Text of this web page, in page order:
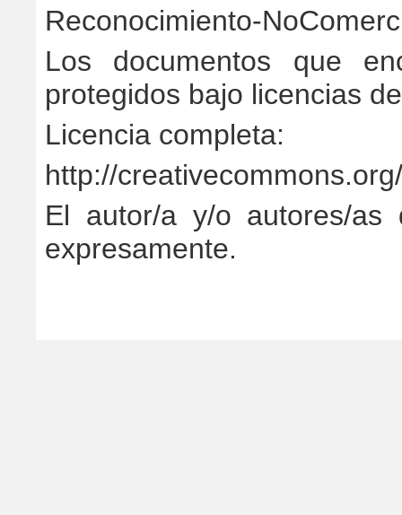
Reconocimiento-
Los documentos que
protegidos bajo licencias
Licencia completa:
http://
El autor/a y/o autores/
expresamente.